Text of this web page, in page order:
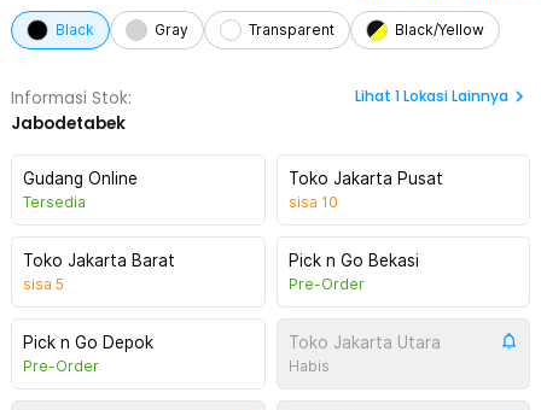
Black Gray Transparent Black/Yellow
Informasi Stok:
Jabodetabek
Lihat 1Lokasi Lainnya
Gudang Online
Tersedia
Toko Jakarta Pusat
sisa 10
Toko Jakarta Barat
sisa 5
Pick n Go Bekasi
Pre-Order
Pick n Go Depok
Pre-Order
Toko Jakarta Utara
Habis